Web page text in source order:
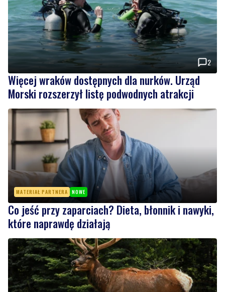
2
Więcej wraków dostępnych dla nurków. Urząd
Morski rozszerzył listę podwodnych atrakcji
MATERIAŁ PARTNERA NOWE
Co jeść przy zaparciach? Dieta, błonnik i nawyki,
które naprawdę działają